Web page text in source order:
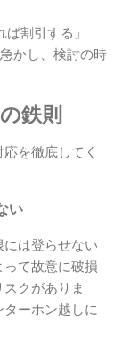
割引する」
かし、検討の時
鉄則
を徹底してく
い
は登らせない
て故意に破損
クがありま
ーホン越しに